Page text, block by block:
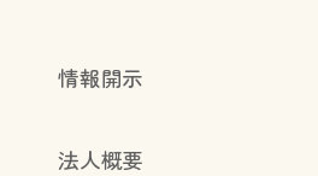
情報開示
法人概要